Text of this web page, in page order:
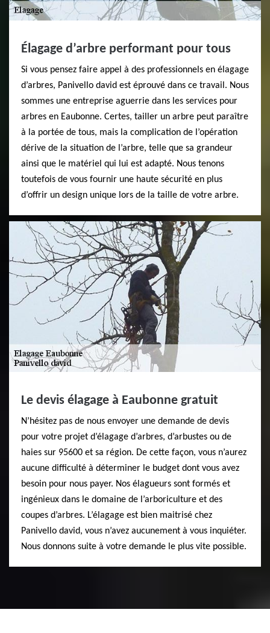
Élagage d’arbre performant pour tous
Si vous pensez faire appel à des professionnels en élagage
d’arbres, Panivello david est éprouvé dans ce travail. Nous
sommes une entreprise aguerrie dans les services pour
arbres en Eaubonne. Certes, tailler un arbre peut paraître
à la portée de tous, mais la complication de l’opération
dérive de la situation de l’arbre, telle que sa grandeur
ainsi que le matériel qui lui est adapté. Nous tenons
toutefois de vous fournir une haute sécurité en plus
d’offrir un design unique lors de la taille de votre arbre.
Le devis élagage à Eaubonne gratuit
N’hésitez pas de nous envoyer une demande de devis
pour votre projet d’élagage d’arbres, d’arbustes ou de
haies sur 95600 et sa région. De cette façon, vous n’aurez
aucune difficulté à déterminer le budget dont vous avez
besoin pour nous payer. Nos élagueurs sont formés et
ingénieux dans le domaine de l’arboriculture et des
coupes d’arbres. L’élagage est bien maitrisé chez
Panivello david, vous n’avez aucunement à vous inquiéter.
Nous donnons suite à votre demande le plus vite possible.